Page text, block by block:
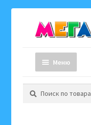
к
навигации
к
содержимому
Меню
Главная страница
Искать: